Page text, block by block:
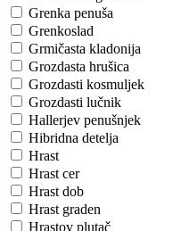
Grenka penuša
Grenkoslad
Grmičasta kladonija
Grozdasta hrušica
Grozdasti kosmuljek
Grozdasti lučnik
Hallerjev penušnjek
Hibridna detelja
Hrast
Hrast cer
Hrast dob
Hrast graden
Hrastov plutač